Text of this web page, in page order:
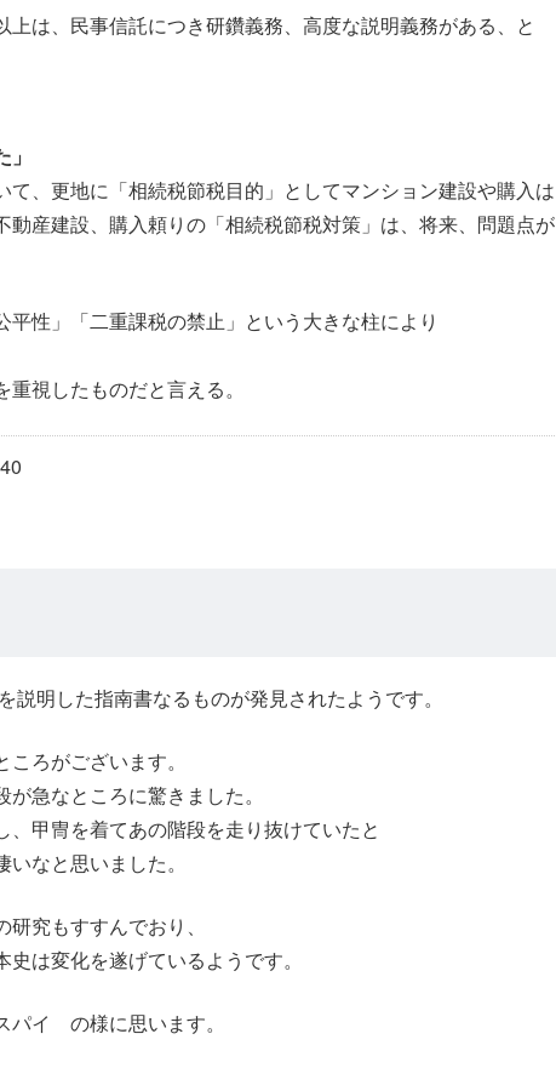
上は、民事信託につき研鑽義務、高度な説明義務がある、と
て、更地に「相続税節税目的」としてマンション建設や購入は
動産建設、購入頼りの「相続税節税対策」は、将来、問題点が
性」「二重課税の禁止」という大きな柱により
視したものだと言える。
説明した指南書なるものが発見されたようです。
ろがございます。
急なところに驚きました。
甲冑を着てあの階段を走り抜けていたと
なと思いました。
究もすすんでおり、
は変化を遂げているようです。
パイ の様に思います。